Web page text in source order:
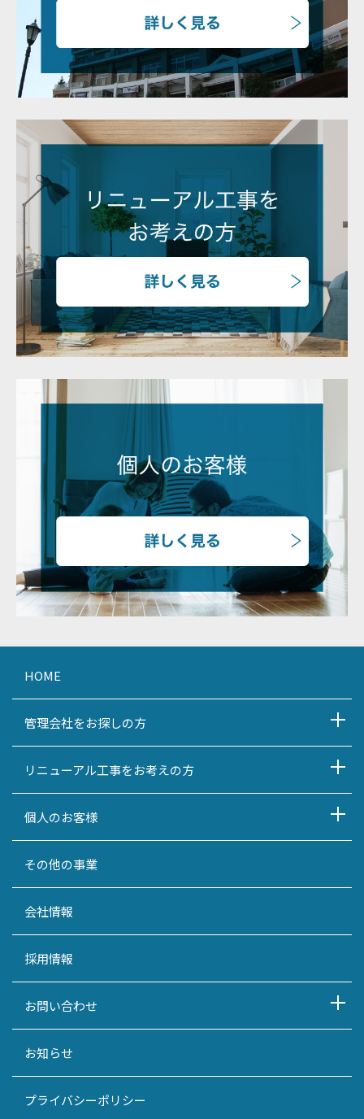
HOME
管理会社をお探しの方
リニューアル工事をお考えの方
個人のお客様
その他の事業
会社情報
採用情報
お問い合わせ
お知らせ
プライバシーポリシー